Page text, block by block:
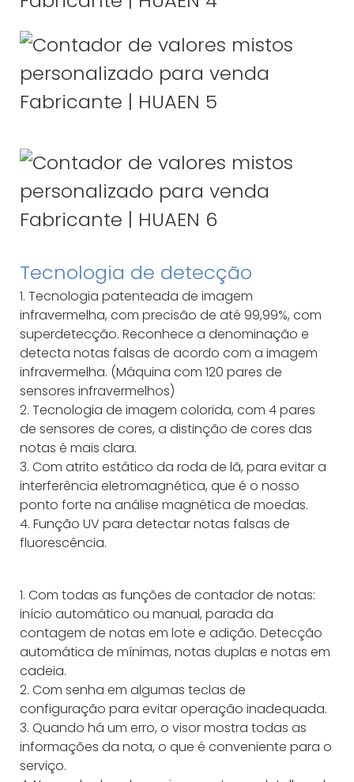
Tecnologia de detecção
1. Tecnologia patenteada de imagem
infravermelha, com precisão de até 99,99%, com
superdetecção. Reconhece a denominação e
detecta notas falsas de acordo com a imagem
infravermelha. (Máquina com 120 pares de
sensores infravermelhos)
2. Tecnologia de imagem colorida, com 4 pares
de sensores de cores, a distinção de cores das
notas é mais clara.
3. Com atrito estático da roda de lã, para evitar a
interferência eletromagnética, que é o nosso
ponto forte na análise magnética de moedas.
4. Função UV para detectar notas falsas de
fluorescência.
1. Com todas as funções de contador de notas:
início automático ou manual, parada da
contagem de notas em lote e adição. Detecção
automática de mínimas, notas duplas e notas em
cadeia.
2. Com senha em algumas teclas de
configuração para evitar operação inadequada.
3. Quando há um erro, o visor mostra todas as
informações da nota, o que é conveniente para o
serviço.